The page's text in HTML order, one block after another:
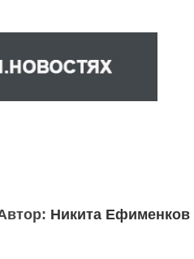
Никита Ефименков